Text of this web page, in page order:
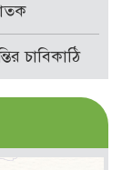
চাবিকাঠি